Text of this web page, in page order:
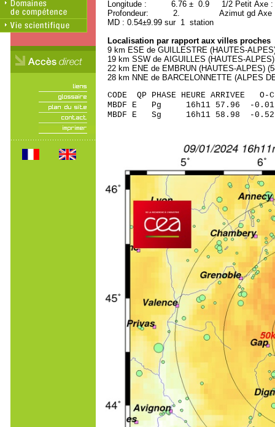
Longitude : 6.76 ± 0.9 1/2 Petit Axe
Profondeur: 2. Azimut gd Axe :
MD : 0.54±9.99 sur 1 station
Localisation par rapport aux villes proches
9 km ESE de GUILLESTRE (HAUTES-
19 km SSW de AIGUILLES (HAUTES-
22 km ENE de EMBRUN (HAUTES-ALPES)
28 km NNE de BARCELONNETTE (ALPES
CODE QP PHASE HEURE
MBDF E Pg 16h11
MBDF E Sg 16h11 58.98